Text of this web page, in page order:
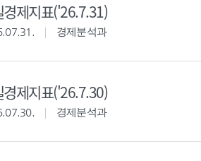
경제지표('26.7.31)
경제분석과
경제지표('26.7.30)
경제분석과